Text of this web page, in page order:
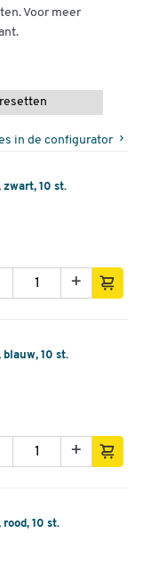
Voor meer
resetten
in de configurator
zwart, 10 st.
+
blauw, 10 st.
+
10 st.